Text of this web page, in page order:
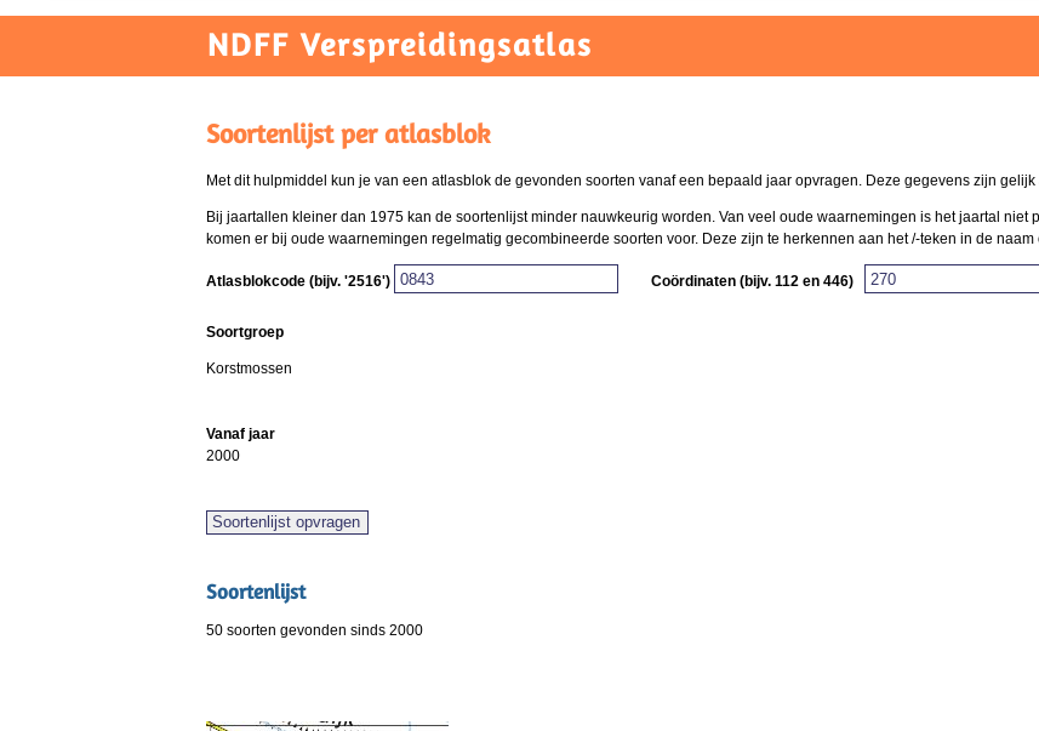
NDFF Verspreidingsatlas
Soortenlijst per atlasblok
Met dit hulpmiddel kun je van een atlasblok de gevonden soorten vanaf een bepaald jaar opvragen. Deze gegevens zijn
Bij jaartallen kleiner dan 1975 kan de soortenlijst minder nauwkeurig worden. Van veel oude waarnemingen is het jaartal niet
komen er bij oude waarnemingen regelmatig gecombineerde soorten voor. Deze zijn te herkennen aan het /-teken in de
Atlasblokcode (bijv. '2516') Coördinaten (bijv. 112 en 446)
Soortgroep
Korstmossen
Vanaf jaar
2000
Soortenlijst
50 soorten gevonden sinds 2000